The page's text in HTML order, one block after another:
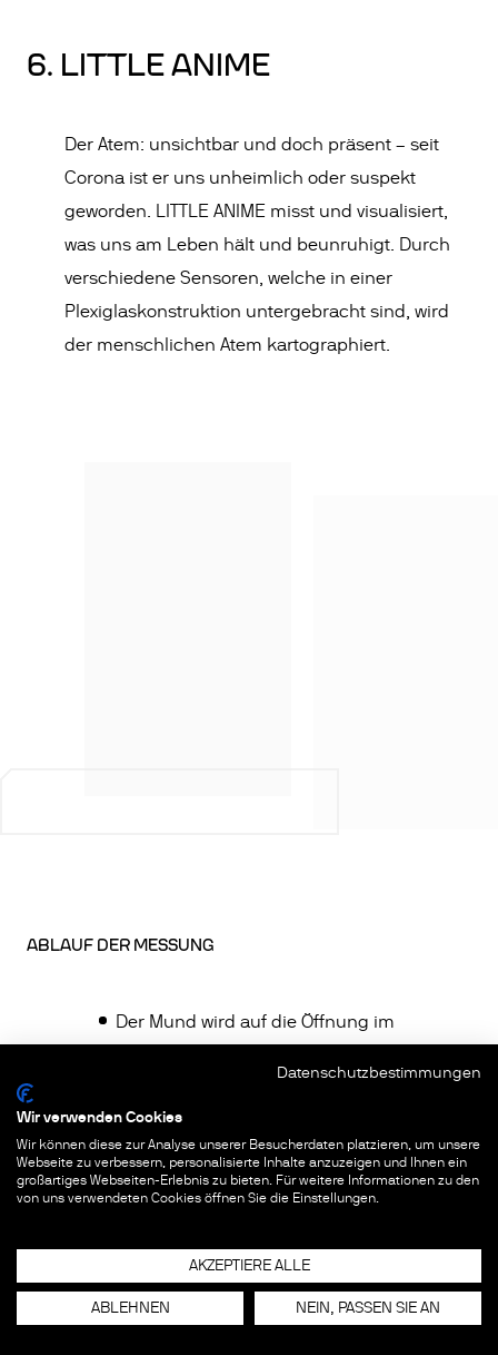
Datenschutzbestimmungen
Wir verwenden Cookies
Wir können diese zur Analyse unserer Besucherdaten platzieren, um unsere
Webseite zu verbessern, personalisierte Inhalte anzuzeigen und Ihnen ein
großartiges Webseiten-Erlebnis zu bieten. Für weitere Informationen zu den
von uns verwendeten Cookies öffnen Sie die Einstellungen.
AKZEPTIERE ALLE
ABLEHNEN NEIN, PASSEN SIE AN
6. LITTLE ANIME
Der Atem: unsichtbar und doch präsent – seit
Corona ist er uns unheimlich oder suspekt
geworden. LITTLE ANIME misst und visualisiert,
was uns am Leben hält und beunruhigt. Durch
verschiedene Sensoren, welche in einer
Plexiglaskonstruktion untergebracht sind, wird
der menschlichen Atem kartographiert.
ABLAUF DER MESSUNG
Der Mund wird auf die Öffnung im
wird tief in den Kasten hineingeatmet.
Das Gerät übersetzt die Daten in eine 3D-
Visualisierung.